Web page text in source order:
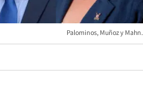
Palominos, Muñoz y Mahn.